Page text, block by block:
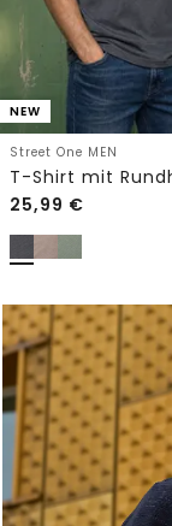
NEW
Street One MEN
25,99 €